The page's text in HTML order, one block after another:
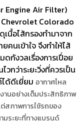
Engine Air Filter)
Chevrolet Colorado
นื้อไส้กรองทำมาจาก
คนเข้าใจ จึงทำให้ไส้
กังวลเรื่องการเปื่อย
กว่าระยะวิ่งที่ควรเป็น
ได้ดีเยี่ยม อากาศไหล
านอย่างเต็มประสิทธิภาพ
สภาพการใช้รถของ
ระยะที่ทางแบรนด์